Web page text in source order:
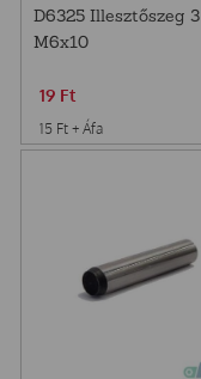
D6325 Illesztőszeg 3
M6x10
19 Ft
15 Ft + Áfa